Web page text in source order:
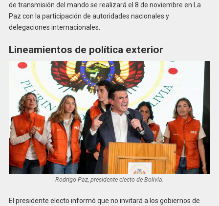
de transmisión del mando se realizará el 8 de noviembre en La
Paz con la participación de autoridades nacionales y
delegaciones internacionales.
Lineamientos de política exterior
Rodrigo Paz, presidente electo de Bolivia.
El presidente electo informó que no invitará a los gobiernos de